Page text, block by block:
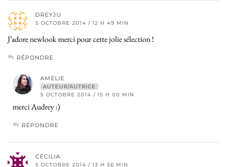
DREYJU
5 OCTOBRE 2014 / 12 H 49 MIN
J’adore newlook merci pour cette jolie sélection !
RÉPONDRE
AMELIE
AUTEUR/AUTRICE
5 OCTOBRE 2014 / 15 H 00 MIN
merci Audrey :)
RÉPONDRE
CECILIA
5 OCTOBRE 2014 / 13 H 56 MIN